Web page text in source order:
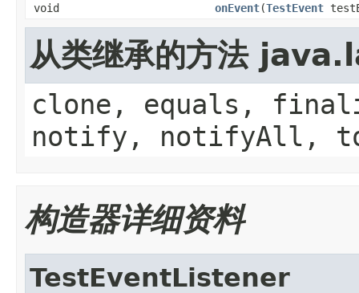
void onEvent(TestEvent
从类继承的方法
clone, equals,
notify, notifyAll,
构造器详细资料
TestEventListener